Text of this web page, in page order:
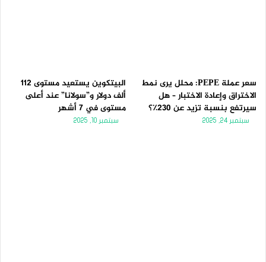
سعر عملة PEPE: محلل يرى نمط
الاختراق وإعادة الاختبار – هل
سيرتفع بنسبة تزيد عن 230٪؟
سبتمبر 24, 2025
البيتكوين يستعيد مستوى 112
ألف دولار و”سولانا” عند أعلى
مستوى في 7 أشهر
سبتمبر 10, 2025